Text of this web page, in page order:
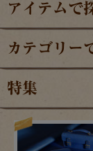
アイテムで
カテゴリー
特集